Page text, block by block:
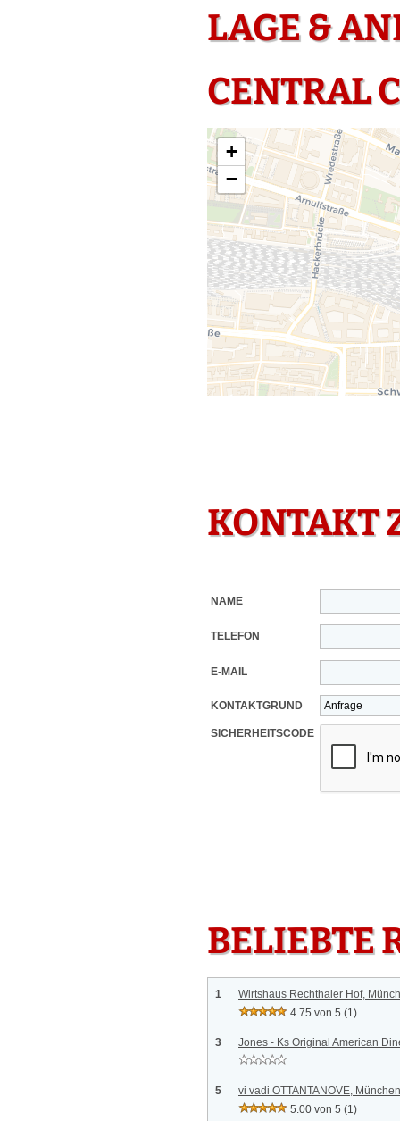
LAGE &
CENTRAL
+
−
KONTAKT
NAME
TELEFON
E-MAIL
KONTAKTGRUND
SICHERHEITSCODE
BELIEBTE
1
Wirtshaus Rechthaler Hof,
4.75 von 5 (1)
3 Jones - Ks Original American
5
vi vadi OTTANTANOVE, München
5.00 von 5 (1)